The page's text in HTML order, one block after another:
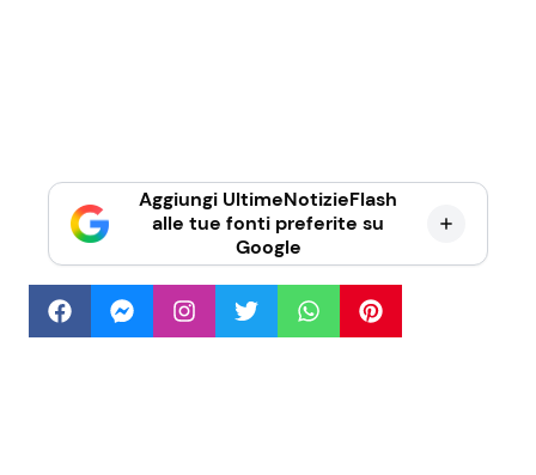
Aggiungi UltimeNotizieFlash
alle tue fonti preferite su
Google